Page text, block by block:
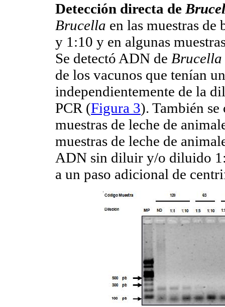
Detección directa de
Brucella en las muestras
y 1:10 y en algunas
Se detectó ADN de
de los vacunos que tenían
independientemente de la
PCR (Figura 3). También
muestras de leche de
muestras de leche de
ADN sin diluir y/o diluido
a un paso adicional de